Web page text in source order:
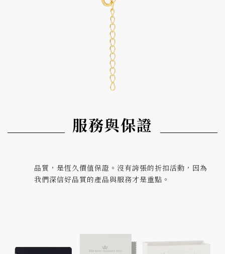
服務與保證
品質，是恆久價值保證。沒有誇張的折扣活動，因為
我們深信好品質的產品與服務才是重點。